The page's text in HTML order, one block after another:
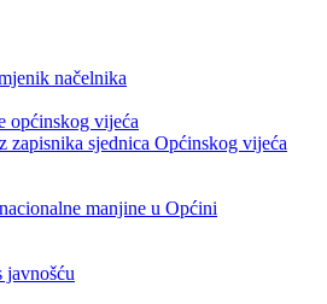
načelnika
općinskog vijeća
zapisnika sjednica Općinskog vijeća
manjine u Općini
javnošću